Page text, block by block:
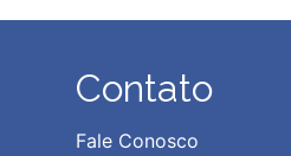
Contato
Fale Conosco